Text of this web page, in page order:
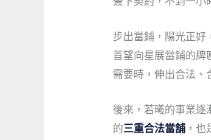
步出當鋪，陽光正好
首望向星展當鋪的
需要時，伸出合法、
後來，若曦的事業逐
的三重合法當舖 ，